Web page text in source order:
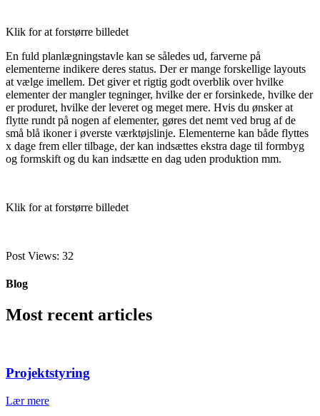
Klik for at forstørre billedet
En fuld planlægningstavle kan se således ud, farverne på
elementerne indikere deres status. Der er mange forskellige layouts
at vælge imellem. Det giver et rigtig godt overblik over hvilke
elementer der mangler tegninger, hvilke der er forsinkede, hvilke der
er produret, hvilke der leveret og meget mere. Hvis du ønsker at
flytte rundt på nogen af elementer, gøres det nemt ved brug af de
små blå ikoner i øverste værktøjslinje. Elementerne kan både flyttes
x dage frem eller tilbage, der kan indsættes ekstra dage til formbyg
og formskift og du kan indsætte en dag uden produktion mm.
Klik for at forstørre billedet
Post Views: 32
Blog
Most recent articles
Projektstyring
Lær mere